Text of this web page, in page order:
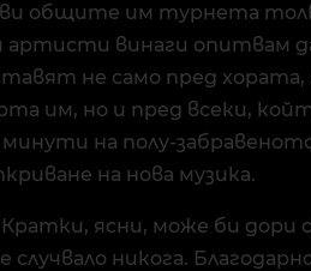
общите им турнета
винаги опитвам да
не само пред
им, но и пред всеки,
на полу-
на нова музика.
ясни, може би дори
никога.